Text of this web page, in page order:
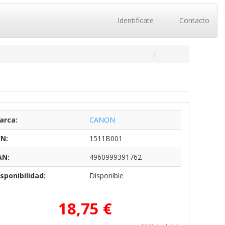
Identifícate Contacto
CANON
1511B001
4960999391762
Disponible
18,75 €